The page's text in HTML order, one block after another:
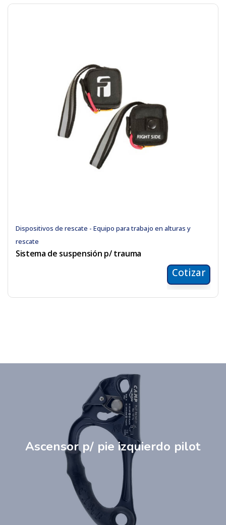
Dispositivos de rescate - Equipo para trabajo en alturas y
rescate
Sistema de suspensión p/ trauma
Cotizar
Ascensor p/ pie izquierdo pilot